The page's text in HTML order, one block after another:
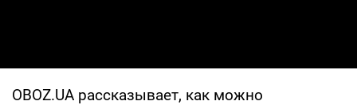
OBOZ.UA рассказывает, как можно